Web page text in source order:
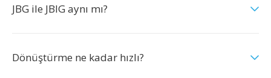
JBG ile JBIG aynı mı?
Dönüştürme ne kadar hızlı?